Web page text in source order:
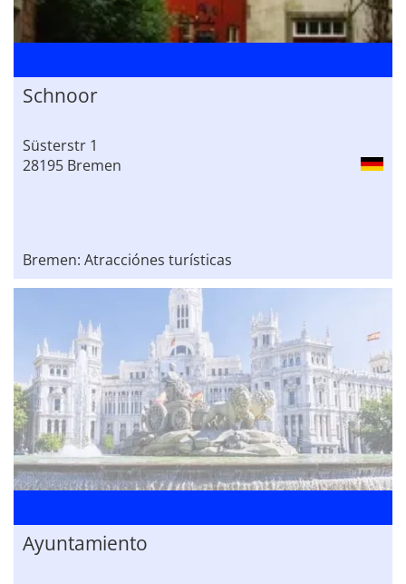
Schnoor
Süsterstr 1
28195 Bremen
Bremen: Atracciónes turísticas
Ayuntamiento